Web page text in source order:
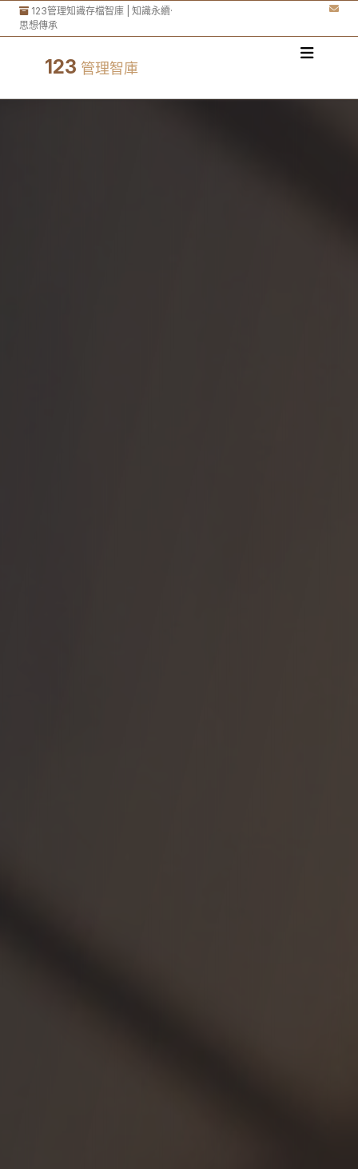
123管理知識存檔智庫 | 知識永續·
思想傳承
123 管理智庫